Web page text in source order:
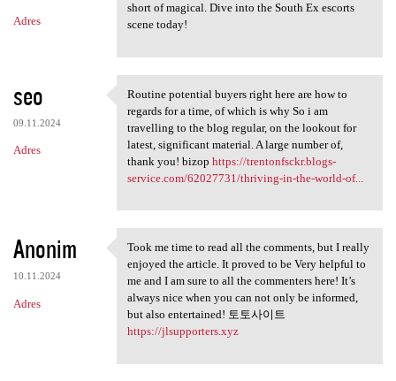
Adres
short of magical. Dive into the South Ex escorts
scene today!
seo
09.11.2024
Adres
Routine potential buyers
Routine potential buyers right here are how to
regards for a time, of which is why So i am
travelling to the blog regular, on the lookout for
latest, significant material. A large number of,
thank you! bizop https://trentonfsckr.blogs-
service.com/62027731/thriving-in-the-world-of...
Anonim
10.11.2024
Adres
Took me time to read all the
Took me time to read all the comments, but I really
enjoyed the article. It proved to be Very helpful to
me and I am sure to all the commenters here! It’s
always nice when you can not only be informed,
but also entertained! 토토사이트
https://jlsupporters.xyz